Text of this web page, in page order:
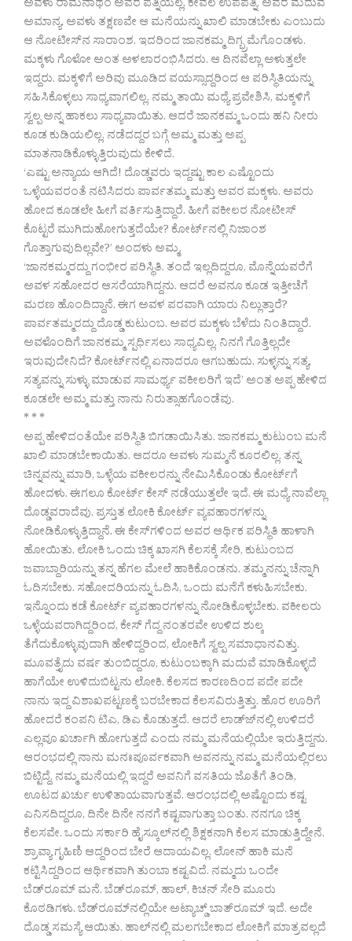
ಅವಳು ರಾಮನಾಥಂ ಅವರ ಪತ್ನಿಯಲ್ಲ, ಕೇವಲ ಉಪಪತ್ನಿ. ಅವರ ಮದುವೆ
ಅಮಾನ್ಯ. ಅವಳು ತಕ್ಷಣವೇ ಆ ಮನೆಯನ್ನು ಖಾಲಿ ಮಾಡಬೇಕು ಎಂಬುದು
ಆ ನೋಟೀಸ್‍ನ ಸಾರಾಂಶ. ಇದರಿಂದ ಜಾನಕಮ್ಮ ದಿಗ್ಭ್ರಮೆಗೊಂಡಳು.
ಮಕ್ಕಳು ಗೊಳೋ ಅಂತ ಅಳಲಾರಂಭಿಸಿದರು. ಆ ದಿನವೆಲ್ಲಾ ಅಳುತ್ತಲೇ
ಇದ್ದರು. ಮಕ್ಕಳಿಗೆ ಅರಿವು ಮೂಡಿದ ವಯಸ್ಸಾದ್ದರಿಂದ ಆ ಪರಿಸ್ಥಿತಿಯನ್ನು
ಸಹಿಸಿಕೊಳ್ಳಲು ಸಾಧ್ಯವಾಗಲಿಲ್ಲ. ನಮ್ಮ ತಾಯಿ ಮಧ್ಯೆ ಪ್ರವೇಶಿಸಿ, ಮಕ್ಕಳಿಗೆ
ಸ್ವಲ್ಪ ಅನ್ನ ಹಾಕಲು ಸಾಧ್ಯವಾಯಿತು. ಆದರೆ ಜಾನಕಮ್ಮ ಒಂದು ಹನಿ ನೀರು
ಕೂಡ ಕುಡಿಯಲಿಲ್ಲ. ನಡೆದದ್ದರ ಬಗ್ಗೆ ಅಮ್ಮ ಮತ್ತು ಅಪ್ಪ
ಮಾತನಾಡಿಕೊಳ್ಳುತ್ತಿರುವುದು ಕೇಳಿದೆ.
‘ಎಷ್ಟು ಅನ್ಯಾಯ ಆಗಿದೆ! ದೊಡ್ಡವರು ಇದ್ದಷ್ಟು ಕಾಲ ಎಷ್ಟೊಂದು
ಒಳ್ಳೆಯವರಂತೆ ನಟಿಸಿದರು ಪಾರ್ವತಮ್ಮ ಮತ್ತು ಅವರ ಮಕ್ಕಳು. ಅವರು
ಹೋದ ಕೂಡಲೇ ಹೀಗೆ ವರ್ತಿಸುತ್ತಿದ್ದಾರೆ. ಹೀಗೆ ವಕೀಲರ ನೋಟೀಸ್
ಕೊಟ್ಟರೆ ಮುಗಿದುಹೋಗುತ್ತದೆಯೇ? ಕೋರ್ಟ್‍ನಲ್ಲಿ ನಿಜಾಂಶ
ಗೊತ್ತಾಗುವುದಿಲ್ಲವೇ?’ ಅಂದಳು ಅಮ್ಮ.
‘ಜಾನಕಮ್ಮರದ್ದು ಗಂಭೀರ ಪರಿಸ್ಥಿತಿ. ತಂದೆ ಇಲ್ಲದಿದ್ದರೂ, ಮೊನ್ನೆಯವರೆಗೆ
ಅವಳ ಸಹೋದರ ಆಸರೆಯಾಗಿದ್ದನು. ಆದರೆ ಅವನೂ ಕೂಡ ಇತ್ತೀಚೆಗೆ
ಮರಣ ಹೊಂದಿದ್ದಾನೆ. ಈಗ ಅವಳ ಪರವಾಗಿ ಯಾರು ನಿಲ್ಲುತ್ತಾರೆ?
ಪಾರ್ವತಮ್ಮರದ್ದು ದೊಡ್ಡ ಕುಟುಂಬ. ಅವರ ಮಕ್ಕಳು ಬೆಳೆದು ನಿಂತಿದ್ದಾರೆ.
ಅವಳೊಂದಿಗೆ ಜಾನಕಮ್ಮ ಸ್ಪರ್ಧಿಸಲು ಸಾಧ್ಯವಿಲ್ಲ. ನಿನಗೆ ಗೊತ್ತಿಲ್ಲದೇ
ಇರುವುದೇನಿದೆ? ಕೋರ್ಟ್‍ನಲ್ಲಿ ಏನಾದರೂ ಆಗಬಹುದು. ಸುಳ್ಳನ್ನು ಸತ್ಯ,
ಸತ್ಯವನ್ನು ಸುಳ್ಳು ಮಾಡುವ ಸಾಮರ್ಥ್ಯ ವಕೀಲರಿಗೆ ಇದೆ’ ಅಂತ ಅಪ್ಪ ಹೇಳಿದ
ಕೂಡಲೇ ಅಮ್ಮ ಮತ್ತು ನಾನು ನಿರುತ್ಸಾಹಗೊಂಡೆವು.
* * *
ಅಪ್ಪ ಹೇಳಿದಂತೆಯೇ ಪರಿಸ್ಥಿತಿ ಬಿಗಡಾಯಿಸಿತು. ಜಾನಕಮ್ಮ ಕುಟುಂಬ ಮನೆ
ಖಾಲಿ ಮಾಡಬೇಕಾಯಿತು. ಆದರೂ ಅವಳು ಸುಮ್ಮನೆ ಕೂರಲಿಲ್ಲ. ತನ್ನ
ಚಿನ್ನವನ್ನು ಮಾರಿ, ಒಳ್ಳೆಯ ವಕೀಲರನ್ನು ನೇಮಿಸಿಕೊಂಡು ಕೋರ್ಟ್‍ಗೆ
ಹೋದಳು. ಈಗಲೂ ಕೋರ್ಟ್ ಕೇಸ್ ನಡೆಯುತ್ತಲೇ ಇದೆ. ಈ ಮಧ್ಯೆ ನಾವೆಲ್ಲಾ
ದೊಡ್ಡವರಾದೆವು. ಪ್ರಸ್ತುತ ಲೋಕಿ ಕೋರ್ಟ್ ವ್ಯವಹಾರಗಳನ್ನು
ನೋಡಿಕೊಳ್ಳುತ್ತಿದ್ದಾನೆ. ಈ ಕೇಸ್‍ಗಳಿಂದ ಅವರ ಆರ್ಥಿಕ ಪರಿಸ್ಥಿತಿ ಹಾಳಾಗಿ
ಹೋಯಿತು. ಲೋಕಿ ಒಂದು ಚಿಕ್ಕ ಖಾಸಗಿ ಕೆಲಸಕ್ಕೆ ಸೇರಿ, ಕುಟುಂಬದ
ಜವಾಬ್ದಾರಿಯನ್ನು ತನ್ನ ಹೆಗಲ ಮೇಲೆ ಹಾಕಿಕೊಂಡನು. ತಮ್ಮನನ್ನು ಚೆನ್ನಾಗಿ
ಓದಿಸಬೇಕು. ಸಹೋದರಿಯನ್ನು ಓದಿಸಿ, ಒಂದು ಮನೆಗೆ ಕಳುಹಿಸಬೇಕು.
ಇನ್ನೊಂದು ಕಡೆ ಕೋರ್ಟ್ ವ್ಯವಹಾರಗಳನ್ನು ನೋಡಿಕೊಳ್ಳಬೇಕು. ವಕೀಲರು
ಒಳ್ಳೆಯವರಾಗಿದ್ದರಿಂದ, ಕೇಸ್ ಗೆದ್ದ ನಂತರವೇ ಉಳಿದ ಶುಲ್ಕ
ತೆಗೆದುಕೊಳ್ಳುವುದಾಗಿ ಹೇಳಿದ್ದರಿಂದ, ಲೋಕಿಗೆ ಸ್ವಲ್ಪ ಸಮಾಧಾನವಿತ್ತು.
ಮೂವತ್ತೈದು ವರ್ಷ ತುಂಬಿದ್ದರೂ, ಕುಟುಂಬಕ್ಕಾಗಿ ಮದುವೆ ಮಾಡಿಕೊಳ್ಳದೆ
ಹಾಗೆಯೇ ಉಳಿದುಬಿಟ್ಟನು ಲೋಕಿ. ಕೆಲಸದ ಕಾರಣದಿಂದ ಪದೇ ಪದೇ
ನಾನು ಇದ್ದ ವಿಶಾಖಪಟ್ಟಣಕ್ಕೆ ಬರಬೇಕಾದ ಕೆಲಸವಿರುತ್ತಿತ್ತು. ಹೊರ ಊರಿಗೆ
ಹೋದರೆ ಕಂಪನಿ ಟಿಎ, ಡಿಎ ಕೊಡುತ್ತದೆ. ಆದರೆ ಲಾಡ್ಜ್‍ನಲ್ಲಿ ಉಳಿದರೆ
ಎಲ್ಲವೂ ಖರ್ಚಾಗಿ ಹೋಗುತ್ತದೆ ಎಂದು ನಮ್ಮ ಮನೆಯಲ್ಲಿಯೇ ಇರುತ್ತಿದ್ದನು.
ಆರಂಭದಲ್ಲಿ ನಾನು ಮನಃಪೂರ್ವಕವಾಗಿ ಅವನನ್ನು ನಮ್ಮ ಮನೆಯಲ್ಲಿರಲು
ಬಿಟ್ಟಿದ್ದೆ. ನಮ್ಮ ಮನೆಯಲ್ಲಿ ಇದ್ದರೆ ಅವನಿಗೆ ವಸತಿಯ ಜೊತೆಗೆ ತಿಂಡಿ,
ಊಟದ ಖರ್ಚು ಉಳಿತಾಯವಾಗುತ್ತವೆ. ಆರಂಭದಲ್ಲಿ ಅಷ್ಟೊಂದು ಕಷ್ಟ
ಎನಿಸದಿದ್ದರೂ, ದಿನೇ ದಿನೇ ನನಗೆ ಕಷ್ಟವಾಗುತ್ತಾ ಬಂತು. ನನಗೂ ಚಿಕ್ಕ
ಕೆಲಸವೇ. ಒಂದು ಸರ್ಕಾರಿ ಹೈಸ್ಕೂಲ್‍ನಲ್ಲಿ ಶಿಕ್ಷಕನಾಗಿ ಕೆಲಸ ಮಾಡುತ್ತಿದ್ದೇನೆ.
ಶ್ರಾವ್ಯಾ ಗೃಹಿಣಿ ಆದ್ದರಿಂದ ಬೇರೆ ಆದಾಯವಿಲ್ಲ. ಲೋನ್ ಹಾಕಿ ಮನೆ
ಕಟ್ಟಿಸಿದ್ದರಿಂದ ಆರ್ಥಿಕವಾಗಿ ತುಂಬಾ ಕಷ್ಟವಿದೆ. ನಮ್ಮದು ಒಂದೇ
ಬೆಡ್‍ರೂಮ್ ಮನೆ. ಬೆಡ್‍ರೂಮ್, ಹಾಲ್, ಕಿಚನ್ ಸೇರಿ ಮೂರು
ಕೊಠಡಿಗಳು. ಬೆಡ್‍ರೂಮ್‍ನಲ್ಲಿಯೇ ಅಟ್ಯಾಚ್ಡ್ ಬಾತ್‍ರೂಮ್ ಇದೆ. ಅದೇ
ದೊಡ್ಡ ಸಮಸ್ಯೆ ಆಯಿತು. ಹಾಲ್‍ನಲ್ಲಿ ಮಲಗಬೇಕಾದ ಲೋಕಿಗೆ ಮಾತ್ರವಲ್ಲದೆ